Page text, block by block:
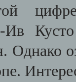
Ив
Однако